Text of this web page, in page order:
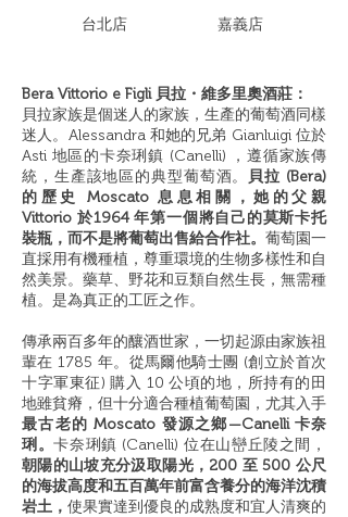
​台北店 嘉義店
Bera Vittorio e Figli 貝拉・維多里奧酒莊：
貝拉家族是個迷人的家族，生產的葡萄酒同樣
迷人。Alessandra 和她的兄弟 Gianluigi 位於
Asti 地區的卡奈琍鎮 (Canelli) ，遵循家族傳
統，生產該地區的典型葡萄酒。 貝拉 (Bera)
的歷史 Moscato 息息相關，她的父親
Vittorio 於1964 年第一個將自己的莫斯卡托
裝瓶，而不是將葡萄出售給合作社。 葡萄園一
直採用有機種植，尊重環境的生物多樣性和自
然美景。藥草、野花和豆類自然生長，無需種
植。是為真正的工匠之作。
傳承兩百多年的釀酒世家，一切起源由家族祖
輩在 1785 年。從馬爾他騎士團 (創立於首次
十字軍東征) 購入 10 公頃的地，所持有的田
地雖貧瘠，但十分適合種植葡萄園，尤其入手
最古老的 Moscato 發源之鄉—Canelli 卡奈
琍。卡奈琍鎮 (Canelli) 位在山巒丘陵之間，
朝陽的山坡充分汲取陽光，200 至 500 公尺
的海拔高度和五百萬年前富含養分的海洋沈積
岩土， 使果實達到優良的成熟度和宜人清爽的